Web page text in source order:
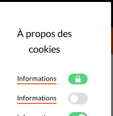
inégale des
dans l'UE
À propos des
cookies
Informations
Informations